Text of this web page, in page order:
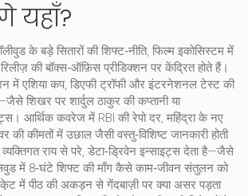
यहाँ?
के बड़े सितारों की शिफ्ट‑नीति, फिल्म इकोसिस्टम में
की बॉक्स‑ऑफ़िस प्रीडिक्शन पर केंद्रित होते हैं।
में एशिया कप, डिएफी ट्रॉफी और इंटरनेशनल टेस्ट की
शिखर पर शार्दुल ठाकुर की कप्तानी या
आर्थिक कवरेज में RBI की रेपो दर, महिंद्रा के नए
की कीमतों में उछाल जैसी वस्तु‑विशिष्ट जानकारी होती
राय से परे, डेटा‑ड्रिवेन इन्साइट्स देता है—जैसे
में 8‑घंटे शिफ्ट की माँग कैसे काम‑जीवन संतुलन को
में पीठ की अकड़न से गेंदबाज़ी पर क्या असर पड़ता